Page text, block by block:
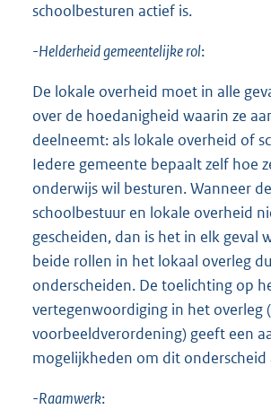
schoolbesturen actief is.
-Helderheid gemeentelijke rol:
De lokale overheid moet in alle
over de hoedanigheid waarin ze
deelneemt: als lokale overheid of
Iedere gemeente bepaalt zelf hoe
onderwijs wil besturen. Wanneer
schoolbestuur en lokale overheid
gescheiden, dan is het in elk geval
beide rollen in het lokaal overleg
onderscheiden. De toelichting op
vertegenwoordiging in het overleg
voorbeeldverordening) geeft een
mogelijkheden om dit onderscheid
-Raamwerk: